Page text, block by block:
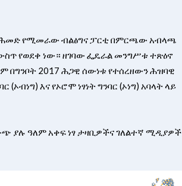
የሚመራው ብልፅግና ፓርቲ በምርጫው አብላጫ
የወደቀ ነው። ዘገባው ፌዴራል መንግሥቱ ተጽዕኖ
2017 ሕጋዊ ሰውነቱ የተሰረዘውን ሕዝባዊ
እና የኦሮሞ ነፃነት ግንባር (ኦነግ) አባላት ላይ
ያሉ ዓለም አቀፍ ነፃ ታዛቢዎችና ገለልተኛ ሚዲያዎች